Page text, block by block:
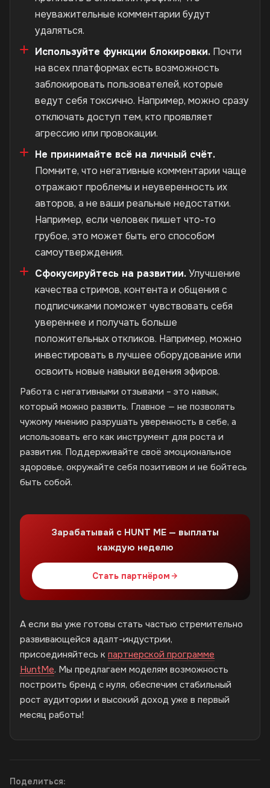
неуважительные комментарии будут
удаляться.
Используйте функции блокировки. Почти
на всех платформах есть возможность
заблокировать пользователей, которые
ведут себя токсично. Например, можно сразу
отключать доступ тем, кто проявляет
агрессию или провокации.
Не принимайте всё на личный счёт.
Помните, что негативные комментарии чаще
отражают проблемы и неуверенность их
авторов, а не ваши реальные недостатки.
Например, если человек пишет что-то
грубое, это может быть его способом
самоутверждения.
Сфокусируйтесь на развитии.Улучшение
качества стримов, контента и общения с
подписчиками поможет чувствовать себя
увереннее и получать больше
положительных откликов. Например, можно
инвестировать в лучшее оборудование или
освоить новые навыки ведения эфиров.
Работа с негативными отзывами – это навык,
который можно развить. Главное — не позволять
чужому мнению разрушать уверенность в себе, а
использовать его как инструмент для роста и
развития. Поддерживайте своё эмоциональное
здоровье, окружайте себя позитивом и не бойтесь
быть собой.
Зарабатывай с HUNT ME — выплаты
каждую неделю
Стать партнёром
А если вы уже готовы стать частью стремительно
развивающейся адалт-индустрии,
присоединяйтесь к партнерской программе
HuntMe. Мы предлагаем моделям возможность
построить бренд с нуля, обеспечим стабильный
рост аудитории и высокий доход уже в первый
месяц работы!
Поделиться: